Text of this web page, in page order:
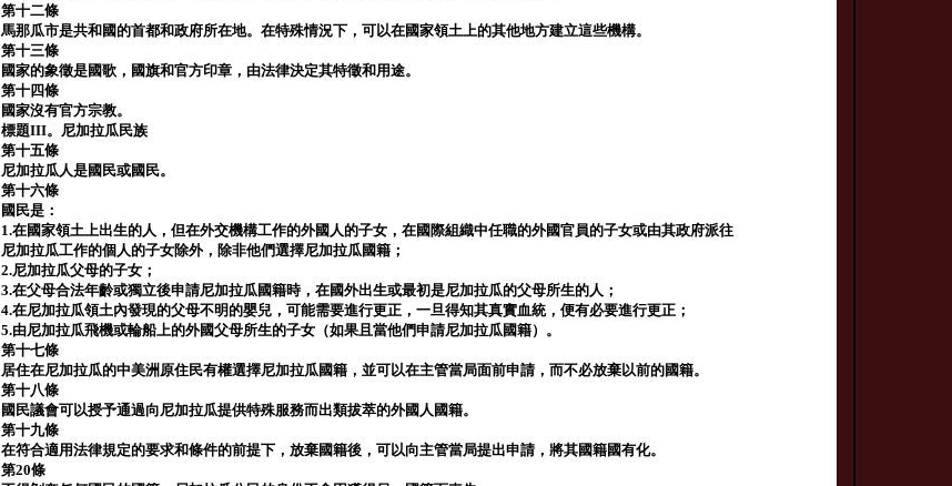
第十二條
馬那瓜市是共和國的首都和政府所在地。在特殊情況下，可以在國家領土上的其他地方建立這些機構。
第十三條
國家的象徵是國歌，國旗和官方印章，由法律決定其特徵和用途。
第十四條
國家沒有官方宗教。
標題III。尼加拉瓜民族
第十五條
尼加拉瓜人是國民或國民。
第十六條
國民是：
1.在國家領土上出生的人，但在外交機構工作的外國人的子女，在國際組織中任職的外國官員的子女或由其政府派往
尼加拉瓜工作的個人的子女除外，除非他們選擇尼加拉瓜國籍；
2.尼加拉瓜父母的子女；
3.在父母合法年齡或獨立後申請尼加拉瓜國籍時，在國外出生或最初是尼加拉瓜的父母所生的人；
4.在尼加拉瓜領土內發現的父母不明的嬰兒，可能需要進行更正，一旦得知其真實血統，便有必要進行更正；
5.由尼加拉瓜飛機或輪船上的外國父母所生的子女（如果且當他們申請尼加拉瓜國籍）。
第十七條
居住在尼加拉瓜的中美洲原住民有權選擇尼加拉瓜國籍，並可以在主管當局面前申請，而不必放棄以前的國籍。
第十八條
國民議會可以授予通過向尼加拉瓜提供特殊服務而出類拔萃的外國人國籍。
第十九條
在符合適用法律規定的要求和條件的前提下，放棄國籍後，可以向主管當局提出申請，將其國籍國有化。
第20條